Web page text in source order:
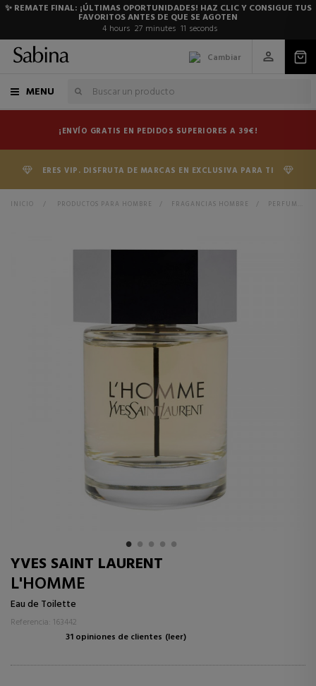
✨ REMATE FINAL: ¡ÚLTIMAS OPORTUNIDADES! HAZ CLIC Y CONSIGUE TUS
FAVORITOS ANTES DE QUE SE AGOTEN
4 hours 27 minutes 11 seconds
Cambiar
MENU
¡ENVÍO GRATIS EN PEDIDOS SUPERIORES A 39€!
ERES VIP. DISFRUTA DE MARCAS EN EXCLUSIVA PARA TI
INICIO > PRODUCTOS PARA HOMBRE > FRAGANCIAS HOMBRE > PERFUMES HOMBRE
YVES SAINT LAURENT
L'HOMME
Eau de Toilette
Referencia: 163442
31 opiniones de clientes (leer)